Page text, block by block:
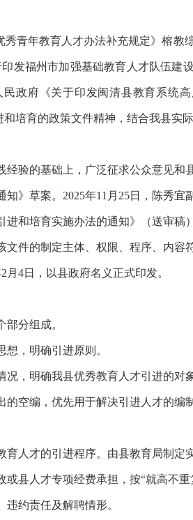
秀青年教育人才办法补充规定》榕教
发福州市加强基础教育人才队伍建
政府《关于印发闽清县教育系统
培育的政策文件精神，结合我县实际
验的基础上，广泛征求公众意见
》草案。 2025年11月25日， 陈秀宜
和培育实施办法的通知》（送审稿
件的制定主体、权限、程序、内容
2 月 4日，以县政府名 义正式印发。
部分组成。
想，明确引进原则 。
况 ，明确我县优秀教育人才引进的对
的空编，优先用于解决引进人才的编
人才的引进程序。由县教育局制
县人才专项经费承担，按“就高不重
约责任及解聘情形。